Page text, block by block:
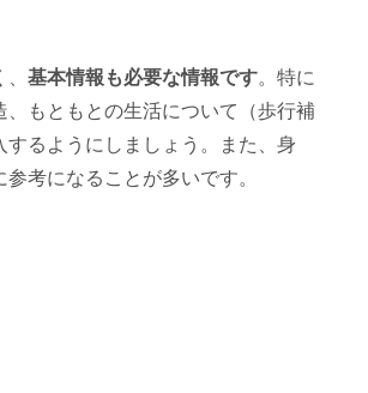
基本情報も必要な情報です。特に
もともとの生活について（歩行補
るようにしましょう。また、身
考になることが多いです。